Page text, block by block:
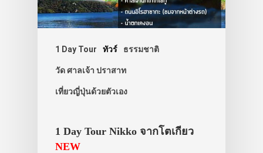
1 Day Tour ทัวร์ ธรรมชาติ
วัด ศาลเจ้า ปราสาท
เที่ยวญี่ปุ่นด้วยตัวเอง
1 Day Tour Nikko จากโตเกียว
NEW
ที่พัก
สาระน่ารู้